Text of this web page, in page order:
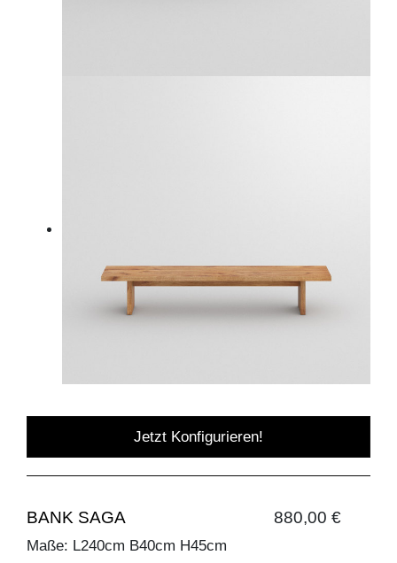
Jetzt Konfigurieren!
BANK SAGA 880,00 €
Maße: L240cm B40cm H45cm